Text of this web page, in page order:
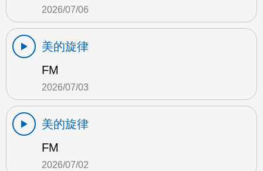
2026/07/06
美的旋律
FM
2026/07/03
美的旋律
FM
2026/07/02